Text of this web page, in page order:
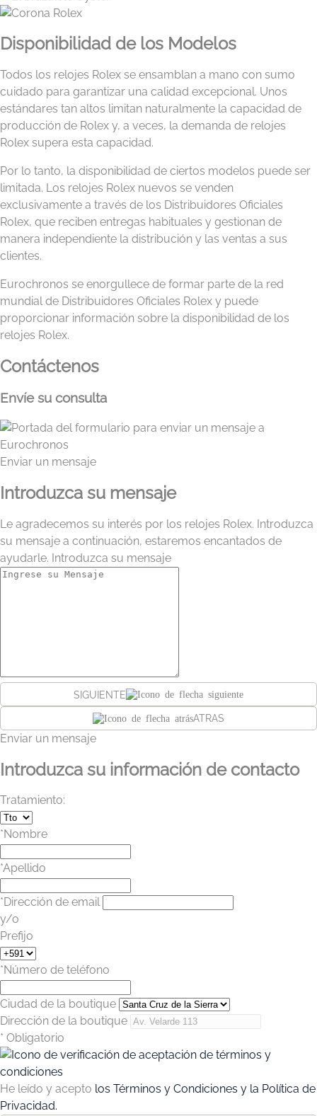
Disponibilidad de los Modelos
Todos los relojes Rolex se ensamblan a mano con sumo
cuidado para garantizar una calidad excepcional. Unos
estándares tan altos limitan naturalmente la capacidad de
producción de Rolex y, a veces, la demanda de relojes
Rolex supera esta capacidad.
Por lo tanto, la disponibilidad de ciertos modelos puede ser
limitada. Los relojes Rolex nuevos se venden
exclusivamente a través de los Distribuidores Oficiales
Rolex, que reciben entregas habituales y gestionan de
manera independiente la distribución y las ventas a sus
clientes.
Eurochronos se enorgullece de formar parte de la red
mundial de Distribuidores Oficiales Rolex y puede
proporcionar información sobre la disponibilidad de los
relojes Rolex.
Contáctenos
Envíe su consulta
Enviar un mensaje
Introduzca su mensaje
Le agradecemos su interés por los relojes Rolex. Introduzca
su mensaje a continuación, estaremos encantados de
ayudarle. Introduzca su mensaje
SIGUIENTE
ATRAS
Enviar un mensaje
Introduzca su información de contacto
Tratamiento:
*Nombre
*Apellido
*Dirección de email
y/o
Prefijo
*Número de teléfono
Ciudad de la boutique
Dirección de la boutique
* Obligatorio
He leído y acepto los Términos y Condiciones y la Política de
Privacidad.